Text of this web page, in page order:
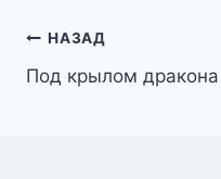
Навигация
по
НАЗАД
Под крылом дракона